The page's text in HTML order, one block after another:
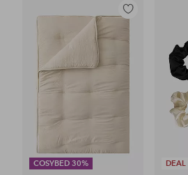
COSYBED 30%
Lisää
DEAL